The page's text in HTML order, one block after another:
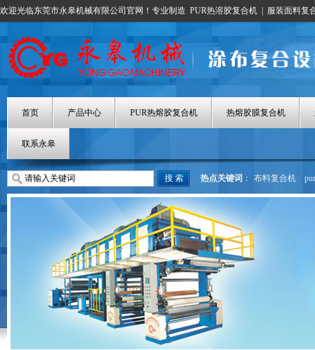
欢迎光临东莞市永皋机械有限公司官网！专业制造 PUR热溶胶复合机 服装面料复
首页 产品中心 PUR热熔胶复合机 热熔胶膜复合机
联系永皋
热点关键词 ： 布料复合机
热熔胶涂布机
热熔胶膜复合